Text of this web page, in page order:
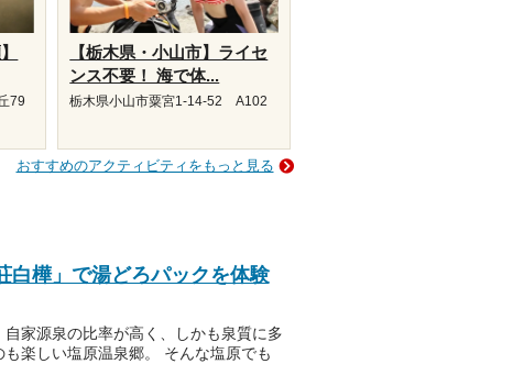
79
【栃木県・小山市】ライセ
ンス不要！ 海で体...
栃木県小山市粟宮1-14-52 A102
おすすめのアクティビティをもっと見る
白樺」で湯どろパックを体験
家源泉の比率が高く、しかも泉質に多
楽しい塩原温泉郷。 そんな塩原でも